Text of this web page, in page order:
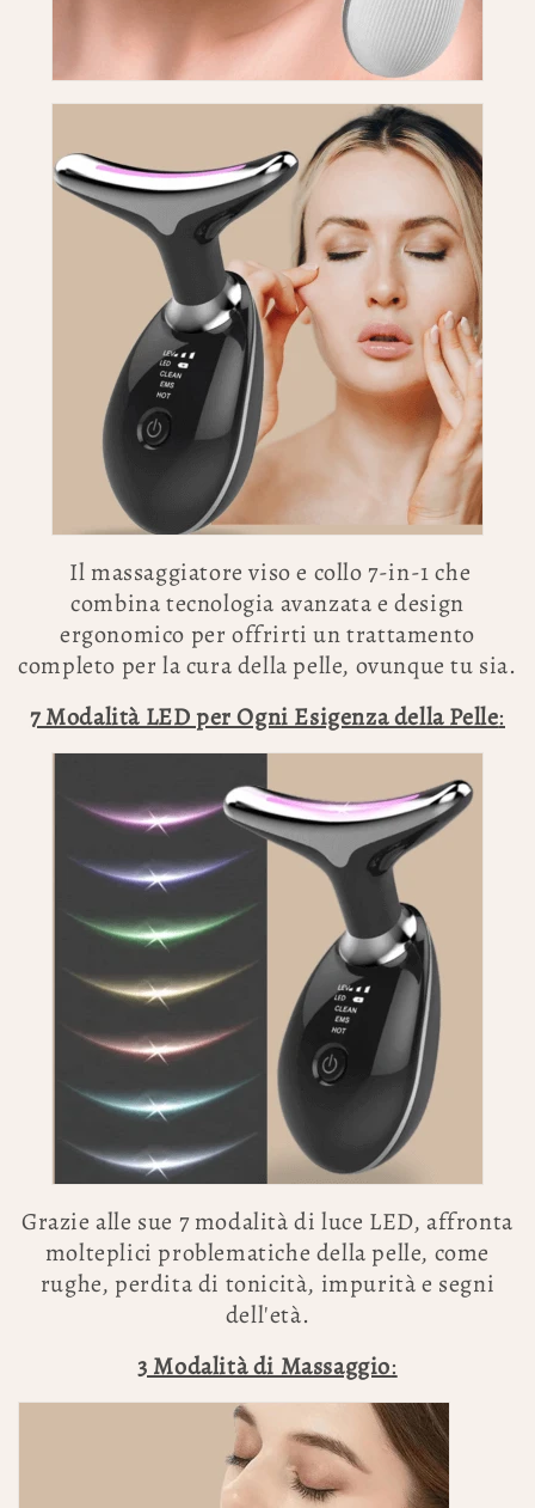
Il massaggiatore viso e collo 7-in-1 che
combina tecnologia avanzata e design
ergonomico per offrirti un trattamento
completo per la cura della pelle, ovunque tu sia.
7 Modalità LED per Ogni Esigenza della Pelle:
Grazie alle sue 7 modalità di luce LED, affronta
molteplici problematiche della pelle, come
rughe, perdita di tonicità, impurità e segni
dell'età.
3 Modalità di Massaggio: